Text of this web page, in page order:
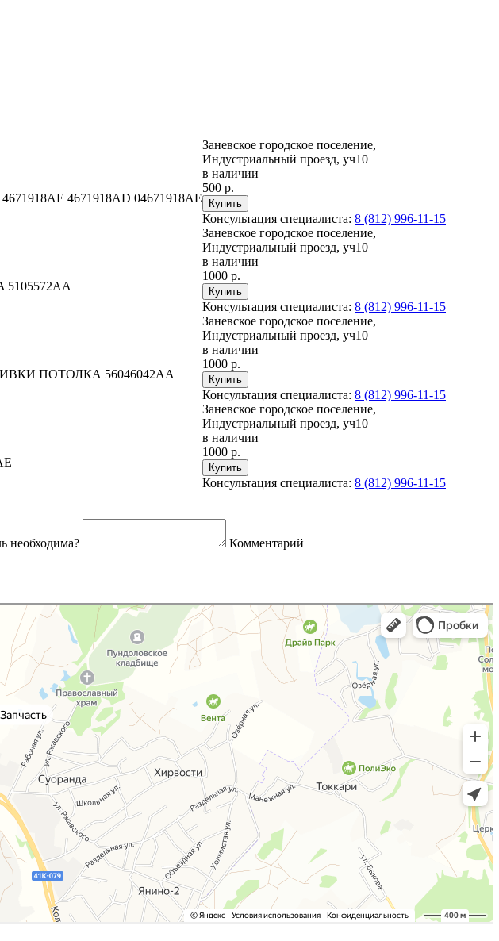
4671918AD 04671918AE
Заневское городское поселение,
Индустриальный проезд, уч10
в наличии
500 р.
Консультация специалиста: 8 (812) 996-11-15
5105572AA
Заневское городское поселение,
Индустриальный проезд, уч10
в наличии
1000 р.
Консультация специалиста: 8 (812) 996-11-15
ПОТОЛКА 56046042AA
Заневское городское поселение,
Индустриальный проезд, уч10
в наличии
1000 р.
Консультация специалиста: 8 (812) 996-11-15
Заневское городское поселение,
Индустриальный проезд, уч10
в наличии
1000 р.
Консультация специалиста: 8 (812) 996-11-15
необходима?
Комментарий